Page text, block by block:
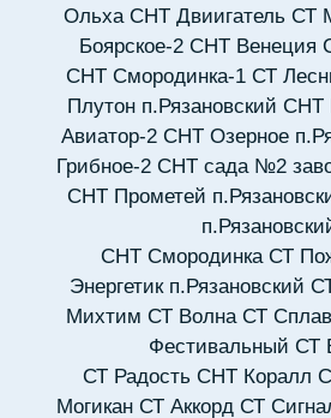
Ольха СНТ Двиигатель СТ
Боярское-2 СНТ Венеция
СНТ Смородинка-1 СТ
Плутон п.Рязановский СНТ
Авиатор-2 СНТ Озерное
Грибное-2 СНТ сада №2
СНТ Прометей
СНТ Смородинка СТ
Энергетик п.Рязановский
Михтим СТ Волна СТ Сплав
Фестивальный СТ
СТ Радость СНТ Коралл
Могикан СТ Аккорд СТ